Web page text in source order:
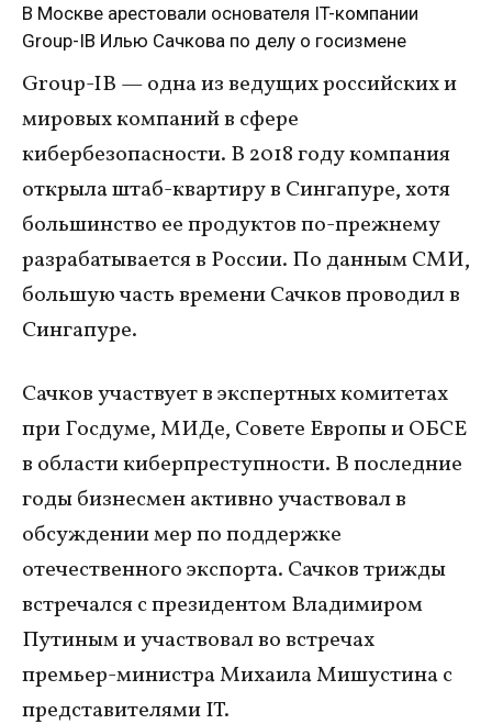
В Москве арестовали основателя IT-компании
Group-IB Илью Сачкова по делу о госизмене
Group-IB — одна из ведущих российских и
мировых компаний в сфере
кибербезопасности. В 2018 году компания
открыла штаб-квартиру в Сингапуре, хотя
большинство ее продуктов по-прежнему
разрабатывается в России. По данным СМИ,
большую часть времени Сачков проводил в
Сингапуре.
Сачков участвует в экспертных комитетах
при Госдуме, МИДе, Совете Европы и ОБСЕ
в области киберпреступности. В последние
годы бизнесмен активно участвовал в
обсуждении мер по поддержке
отечественного экспорта. Сачков трижды
встречался с президентом Владимиром
Путиным и участвовал во встречах
премьер-министра Михаила Мишустина с
представителями IT.